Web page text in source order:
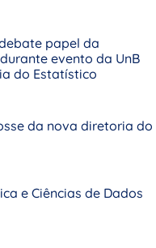
papel da
evento da UnB
do Estatístico
da nova diretoria do
e Ciências de Dados